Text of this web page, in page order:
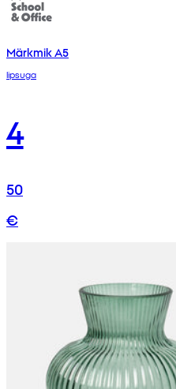
Märkmik A5
lipsuga
4
50
€